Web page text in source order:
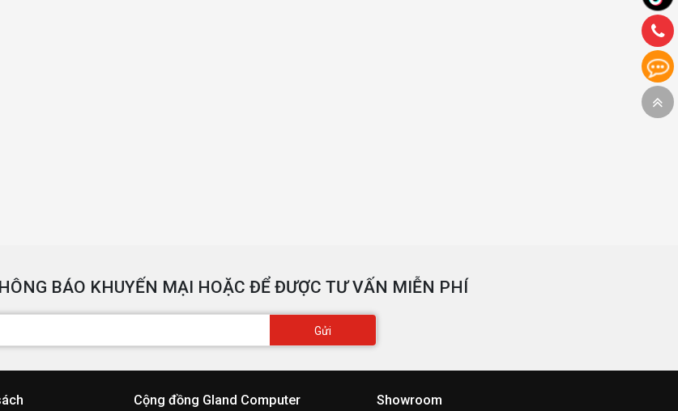
BÁO KHUYẾN MẠI HOẶC ĐỂ ĐƯỢC TƯ VẤN MIỄN PHÍ
Gửi
Cộng đồng Gland Computer Showroom